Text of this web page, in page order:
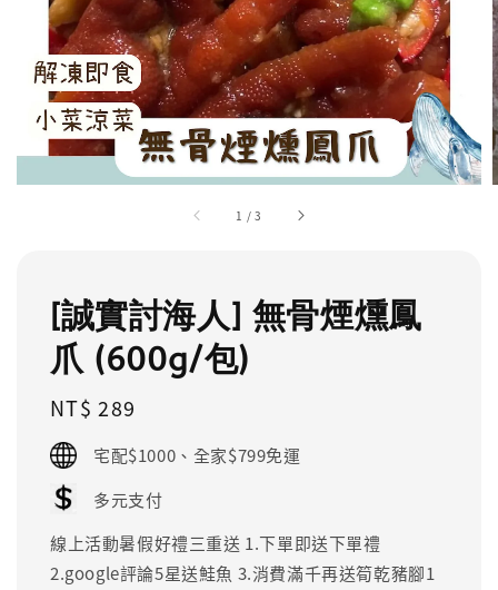
1 /3
[誠實討海人] 無骨煙燻鳳
爪 (600g/包)
Regular
price
NT$ 289
宅配$1000、全家$799免運
多元支付
線上活動暑假好禮三重送 1.下單即送下單禮
2.google評論5星送鮭魚 3.消費滿千再送筍乾豬腳1